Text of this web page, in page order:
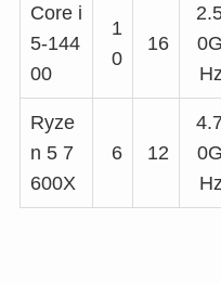
Core i
5-144
00
1
0
16
0G
Hz
Ryze
n 5 7
600X
6 12
4.7
0G
Hz